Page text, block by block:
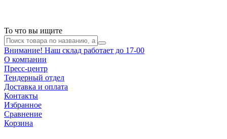
То что вы ищите
Внимание! Наш склад работает до 17-00
О компании
Пресс-центр
Тендерный отдел
Доставка и оплата
Контакты
Избранное
Сравнение
Корзина